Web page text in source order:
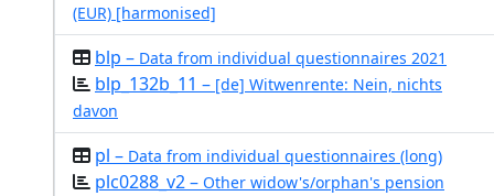
(EUR) [harmonised]
blp – Data from individual questionnaires 2021
blp_132b_11 – [de] Witwenrente: Nein, nichts
davon
pl – Data from individual questionnaires (long)
plc0288_v2 – Other widow's/orphan's pension